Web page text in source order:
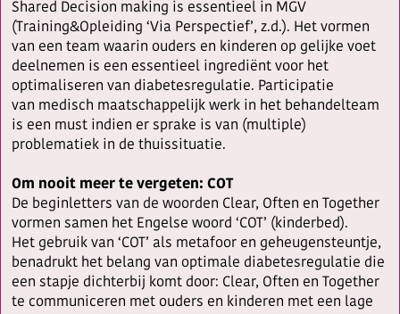
Shared Decision making is essentieel in MGV
(Training&Opleiding ‘Via Perspectief’, z.d.). Het vormen
van een team waarin ouders en kinderen op gelijke voet
deelnemen is een essentieel ingrediënt voor het
optimaliseren van diabetesregulatie. Participatie
van medisch maatschappelijk werk in het behandelteam
is een must indien er sprake is van (multiple)
problematiek in de thuissituatie.
Om nooit meer te vergeten: COT
De beginletters van de woorden Clear, Often en Together
vormen samen het Engelse woord ‘COT’ (kinderbed).
Het gebruik van ‘COT’ als metafoor en geheugensteuntje,
benadrukt het belang van optimale diabetesregulatie die
een stapje dichterbij komt door: Clear, Often en Together
te communiceren met ouders en kinderen met een lage